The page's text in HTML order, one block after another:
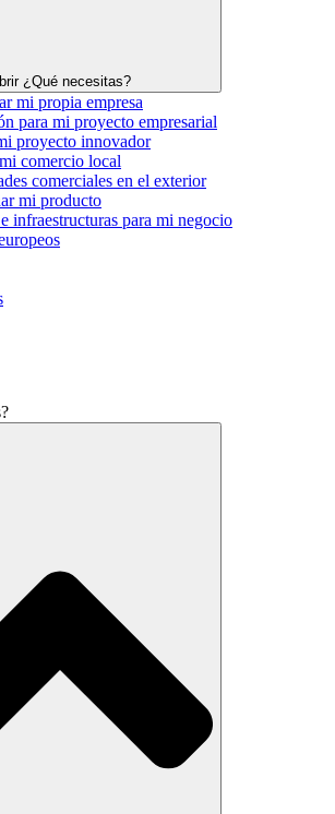
¿Qué necesitas?
mi propia empresa
para mi proyecto empresarial
proyecto innovador
comercio local
comerciales en el exterior
mi producto
infraestructuras para mi negocio